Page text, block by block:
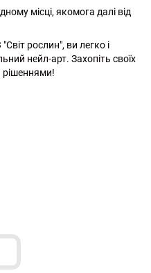
місці, якомога далі від
рослин", ви легко і
нейл-арт. Захопіть своїх
рішеннями!